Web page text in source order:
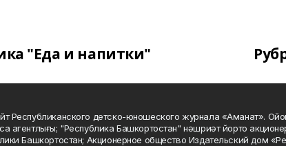
"Еда и напитки"
Республиканского детско-юношеского журнала «Аманат».
"Республика Башкортостан" нәшриәт йорто
Башкортостан; Акционерное общество Издательский дом